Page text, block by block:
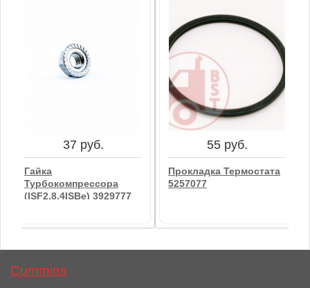
863 руб.
В корзину
332 руб.
Крышка Натяжителя
Цепи (ISF2.8)
В корзину
37 руб.
Гайка
Турбокомпрессора
(ISF2,8,4ISBe) 3929777
55 руб.
Прокладка Термостата
5257077
Cummins